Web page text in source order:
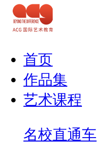
首页
作品集
艺术课程
名校直通车